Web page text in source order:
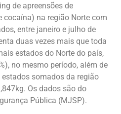
de apreensões de
cocaína) na região Norte com
entre janeiro e julho de
duas vezes mais que toda
estados do Norte do país,
no mesmo período, além de
somados da região
Os dados são do
Pública (MJSP).